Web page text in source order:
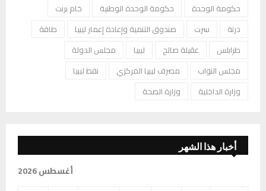
حكومة الوحدة
حكومة الوحدة الوطنية
خام برنت
درنة
سرت صندوق التنمية وإعادة إعمار ليبيا
طاقة
طرابلس
عقيلة صالح ليبيا
مجلس الدولة
مجلس النواب
مصرف ليبيا المركزي
نفط ليبيا
وزارة الداخلية
وزارة الصحة
أخبار هذا الشهر
أغسطس 2026